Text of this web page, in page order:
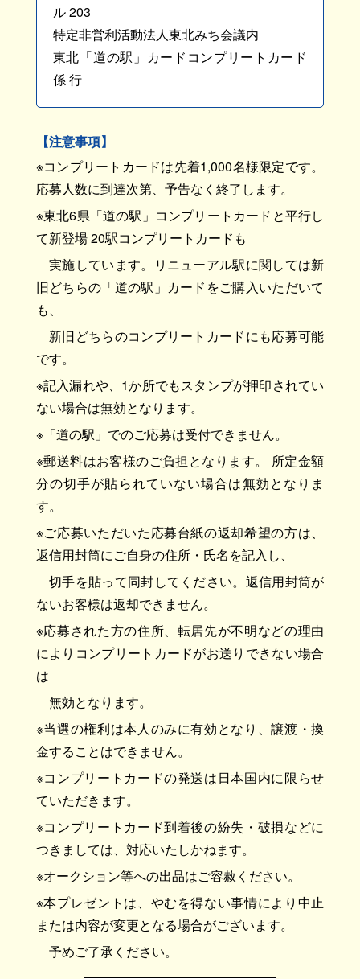
ル 203
特定非営利活動法人東北みち会議内
東北「道の駅」カードコンプリートカード
係 行
【注意事項】
※コンプリートカードは先着1,000名様限定です。
応募人数に到達次第、予告なく終了します。
※東北6県「道の駅」コンプリートカードと平行し
て新登場 20駅コンプリートカードも
実施しています。リニューアル駅に関しては新
旧どちらの「道の駅」カードをご購入いただいて
も、
新旧どちらのコンプリートカードにも応募可能
です。
※記入漏れや、1か所でもスタンプが押印されてい
ない場合は無効となります。
※「道の駅」でのご応募は受付できません。
※郵送料はお客様のご負担となります。 所定金額
分の切手が貼られていない場合は無効となりま
す。
※ご応募いただいた応募台紙の返却希望の方は、
返信用封筒にご自身の住所・氏名を記入し、
切手を貼って同封してください。返信用封筒が
ないお客様は返却できません。
※応募された方の住所、転居先が不明などの理由
によりコンプリートカードがお送りできない場合
は
無効となります。
※当選の権利は本人のみに有効となり、譲渡・換
金することはできません。
※コンプリートカードの発送は日本国内に限らせ
ていただきます。
※コンプリートカード到着後の紛失・破損などに
つきましては、対応いたしかねます。
※オークション等への出品はご容赦ください。
※本プレゼントは、やむを得ない事情により中止
または内容が変更となる場合がございます。
予めご了承ください。